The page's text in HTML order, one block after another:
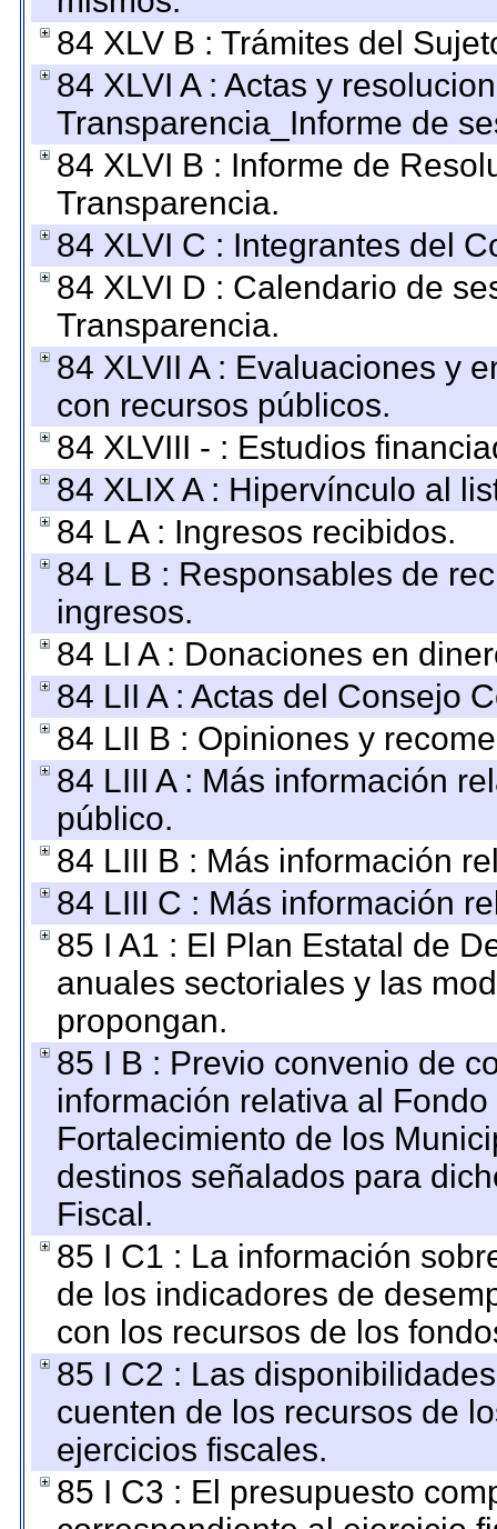
84 XLV B : Trámites del
84 XLVI A : Actas y
Transparencia_Informe de
84 XLVI B : Informe de
Transparencia.
84 XLVI C : Integrantes del
84 XLVI D : Calendario de
Transparencia.
84 XLVII A : Evaluaciones y
con recursos públicos.
84 XLVIII - : Estudios
84 XLIX A : Hipervínculo al
84 L A : Ingresos recibidos.
84 L B : Responsables de
ingresos.
84 LI A : Donaciones en
84 LII A : Actas del Consejo
84 LII B : Opiniones y
84 LIII A : Más información
público.
84 LIII B : Más información
84 LIII C : Más información
85 I A1 : El Plan Estatal de
anuales sectoriales y las
propongan.
85 I B : Previo convenio de
información relativa al
Fortalecimiento de los
destinos señalados para
Fiscal.
85 I C1 : La información
de los indicadores de
con los recursos de los
85 I C2 : Las
cuenten de los recursos de
ejercicios fiscales.
85 I C3 : El presupuesto